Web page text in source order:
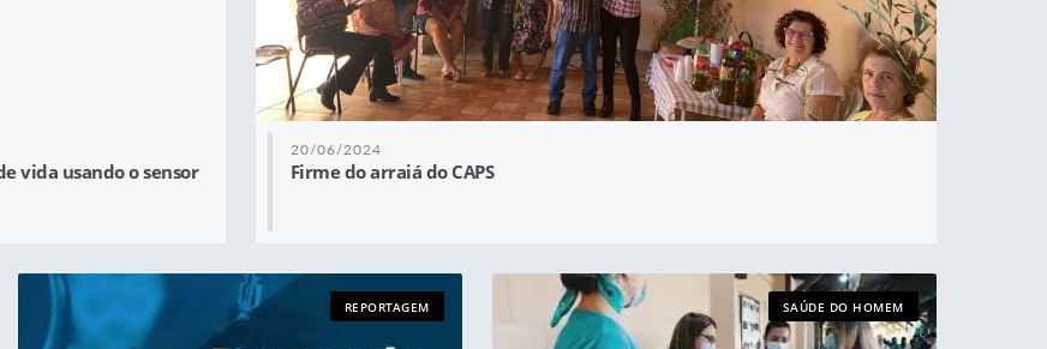
vida usando o sensor
20/06/2024
Firme do arraiá do CAPS
REPORTAGEM SAÚDE DO HOMEM